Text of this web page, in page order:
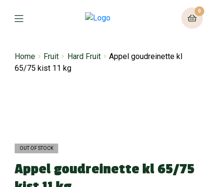
0
Home Fruit Hard Fruit
Appel goudreinette kl
65/75 kist 11 kg
OUT OF STOCK
Appel goudreinette kl 65/75